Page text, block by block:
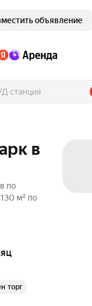
объявление
в
по
м² по
торг